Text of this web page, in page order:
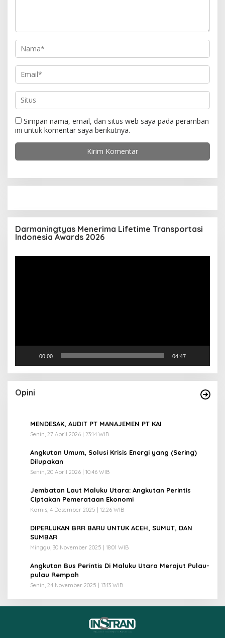
Simpan nama, email, dan situs web saya pada peramban
ini untuk komentar saya berikutnya.
Darmaningtyas Menerima Lifetime Transportasi
Indonesia Awards 2026
00:00 04:47
Opini
MENDESAK, AUDIT PT MANAJEMEN PT KAI
Senin, 27 April 2026 | 23:14 WIB
Angkutan Umum, Solusi Krisis Energi yang (Sering)
Dilupakan
Senin, 20 April 2026 | 10:46 WIB
Jembatan Laut Maluku Utara: Angkutan Perintis
Ciptakan Pemerataan Ekonomi
Kamis, 4 Desember 2025 | 12:26 WIB
DIPERLUKAN BRR BARU UNTUK ACEH, SUMUT, DAN
SUMBAR
Minggu, 30 November 2025 | 18:01 WIB
Angkutan Bus Perintis Di Maluku Utara Merajut Pulau-
pulau Rempah
Senin, 24 November 2025 | 13:13 WIB